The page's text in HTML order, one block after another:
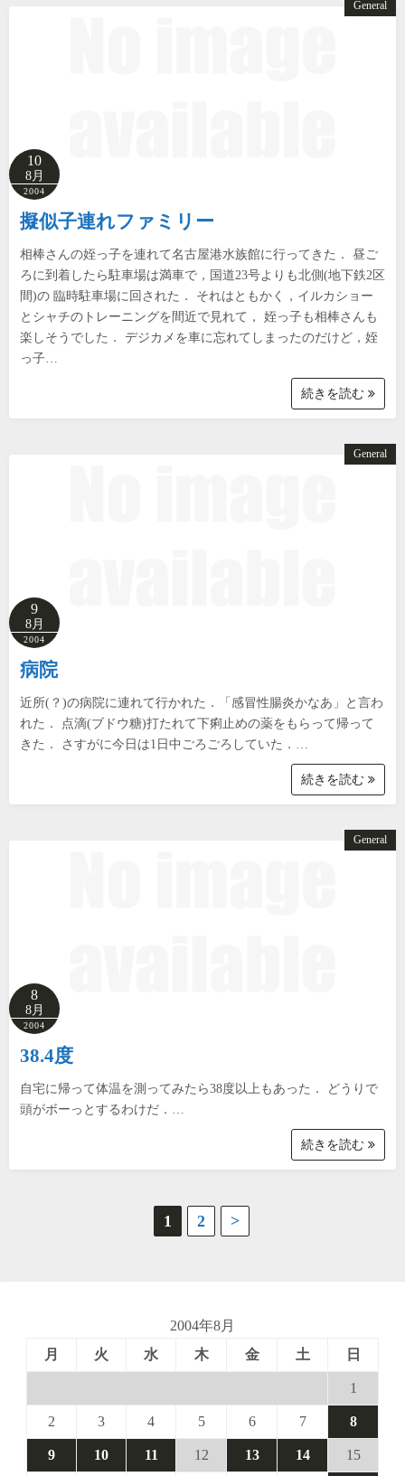
General
10
8月
2004
擬似子連れファミリー
相棒さんの姪っ子を連れて名古屋港水族館に行ってきた． 昼ご
ろに到着したら駐車場は満車で，国道23号よりも北側(地下鉄2区
間)の 臨時駐車場に回された． それはともかく，イルカショー
とシャチのトレーニングを間近で見れて， 姪っ子も相棒さんも
楽しそうでした． デジカメを車に忘れてしまったのだけど，姪
っ子…
続きを読む
General
9
8月
2004
病院
近所(？)の病院に連れて行かれた．「感冒性腸炎かなあ」と言わ
れた． 点滴(ブドウ糖)打たれて下痢止めの薬をもらって帰って
きた． さすがに今日は1日中ごろごろしていた．…
続きを読む
General
8
8月
2004
38.4度
自宅に帰って体温を測ってみたら38度以上もあった． どうりで
頭がボーっとするわけだ．…
続きを読む
送
り
1 2 >
2004年8月
月
火 水 木 金 土 日
1
2 3 4 5 6 7 8
9 10 11 12 13 14 15